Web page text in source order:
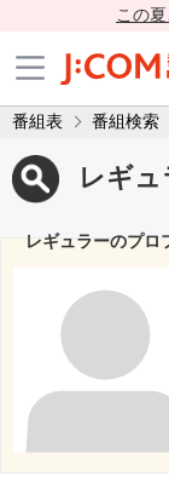
この
番組表 番組検索
レギュ
レギュラーのプロ